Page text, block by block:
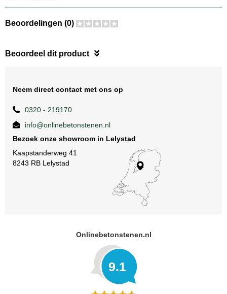
Beoordelingen (0)
Beoordeel dit product
Neem direct contact met ons op
0320 - 219170
info@onlinebetonstenen.nl
Bezoek onze showroom in Lelystad
Kaapstanderweg 41
8243 RB Lelystad
Onlinebetonstenen.nl
9.1